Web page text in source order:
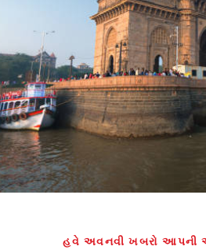
હવે અવનવી ખબરો આપની